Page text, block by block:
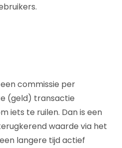
commissie per
(geld) transactie
iets te ruilen. Dan is een
waarde via het
langere tijd actief